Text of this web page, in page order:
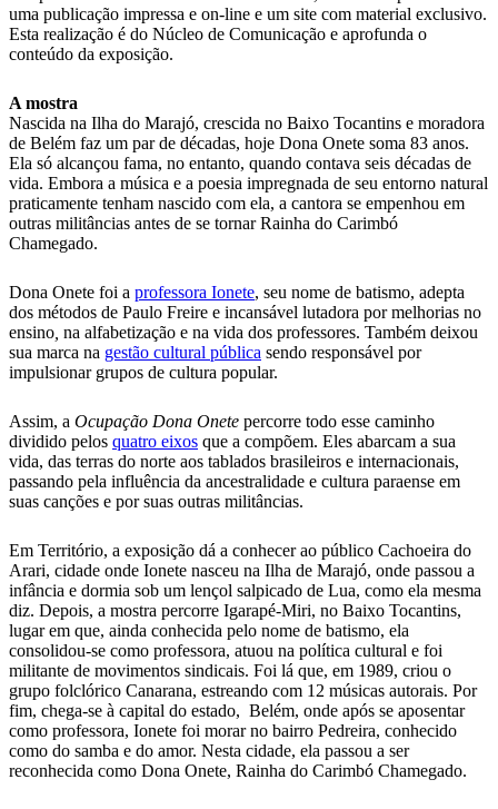
uma publicação impressa e on-line e um site com material exclusivo.
Esta realização é do Núcleo de Comunicação e aprofunda o
conteúdo da exposição.
A mostra
Nascida na Ilha do Marajó, crescida no Baixo Tocantins e moradora
de Belém faz um par de décadas, hoje Dona Onete soma 83 anos.
Ela só alcançou fama, no entanto, quando contava seis décadas de
vida. Embora a música e a poesia impregnada de seu entorno natural
praticamente tenham nascido com ela, a cantora se empenhou em
outras militâncias antes de se tornar Rainha do Carimbó
Chamegado.
Dona Onete foi a professora Ionete, seu nome de batismo, adepta
dos métodos de Paulo Freire e incansável lutadora por melhorias no
ensino na alfabetização e na vida dos professores. Também deixou
sua marca na gestão cultural pública sendo responsável por
impulsionar grupos de cultura popular.
Assim, a Ocupação Dona Onete percorre todo esse caminho
dividido pelos quatro eixos que a compõem. Eles abarcam a sua
vida, das terras do norte aos tablados brasileiros e internacionais,
passando pela influência da ancestralidade e cultura paraense em
suas canções e por suas outras militâncias.
Em Território, a exposição dá a conhecer ao público Cachoeira do
Arari, cidade onde Ionete nasceu na Ilha de Marajó, onde passou a
infância e dormia sob um lençol salpicado de Lua, como ela mesma
diz. Depois, a mostra percorre Igarapé-Miri, no Baixo Tocantins,
lugar em que, ainda conhecida pelo nome de batismo, ela
consolidou-se como professora, atuou na política cultural e foi
militante de movimentos sindicais. Foi lá que, em 1989, criou o
grupo folclórico Canarana, estreando com 12 músicas autorais. Por
fim, chega-se à capital do estado, Belém, onde após se aposentar
como professora, Ionete foi morar no bairro Pedreira, conhecido
como do samba e do amor. Nesta cidade, ela passou a ser
reconhecida como Dona Onete, Rainha do Carimbó Chamegado.